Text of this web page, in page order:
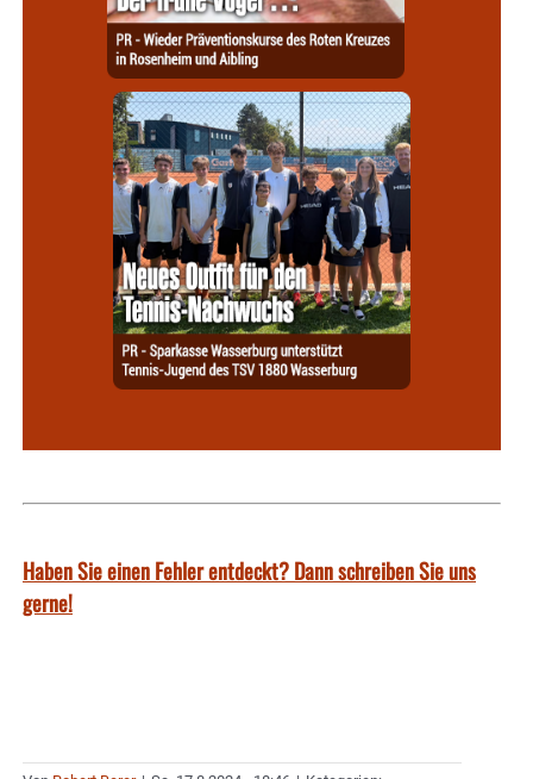
Haben Sie einen Fehler entdeckt? Dann schreiben Sie uns
gerne!